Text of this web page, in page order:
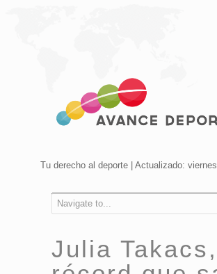
Tu derecho al deporte | Actualizado:
Navigate to...
Julia